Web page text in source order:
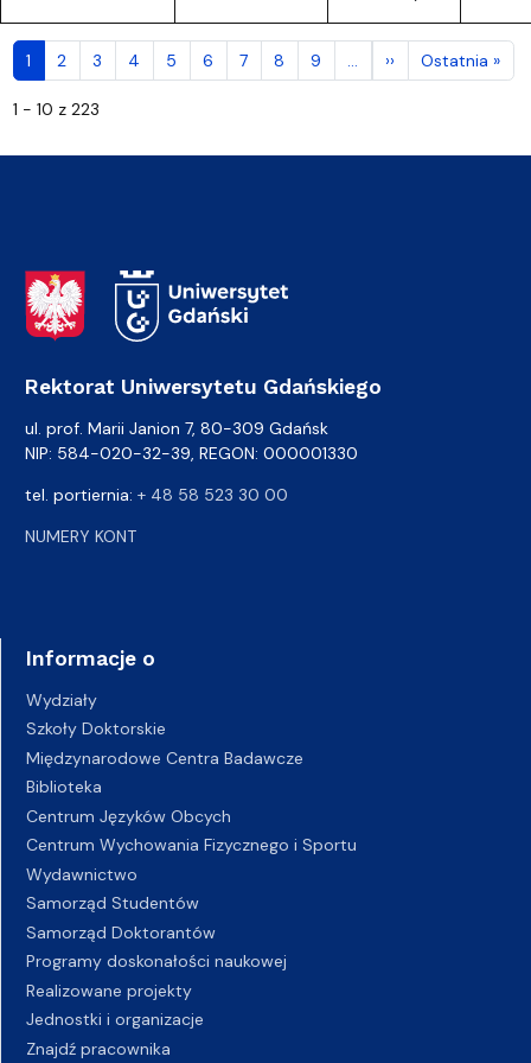
Stronicowanie
1 2 3 4 5 6 7 8 9 ››Następna strona
Ostatnia »
1 - 10 z 223
Adres Rektoratu
Rektorat Uniwersytetu Gdańskiego
ul. prof. Marii Janion 7, 80-309 Gdańsk
NIP: 584-020-32-39, REGON: 000001330
tel. portiernia: + 48 58 523 30 00
NUMERY KONT
Informacje o
Wydziały
Szkoły Doktorskie
Międzynarodowe Centra Badawcze
Biblioteka
Centrum Języków Obcych
Centrum Wychowania Fizycznego i Sportu
Wydawnictwo
Samorząd Studentów
Samorząd Doktorantów
Programy doskonałości naukowej
Realizowane projekty
Jednostki i organizacje
Znajdź pracownika